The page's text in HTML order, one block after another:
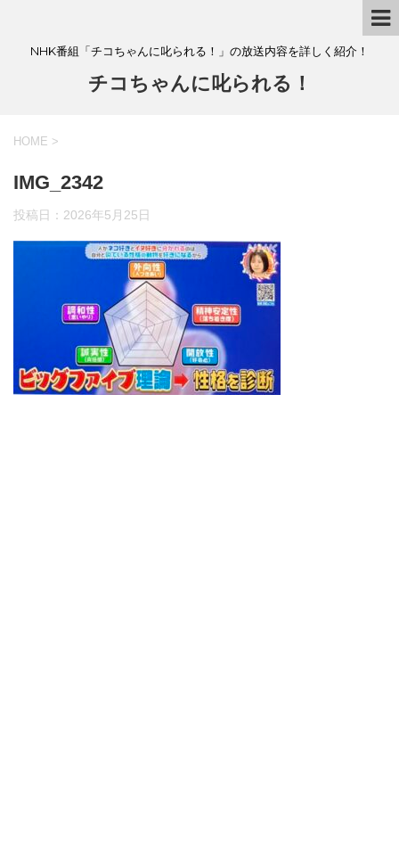
NHK番組「チコちゃんに叱られる！」の放送内容を詳しく紹介！
チコちゃんに叱られる！
HOME >
IMG_2342
投稿日： 2026年5月25日